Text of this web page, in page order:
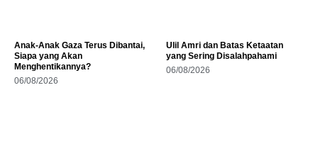
Anak-Anak Gaza Terus Dibantai,
Siapa yang Akan
Menghentikannya?
06/08/2026
Ulil Amri dan Batas Ketaatan
yang Sering Disalahpahami
06/08/2026